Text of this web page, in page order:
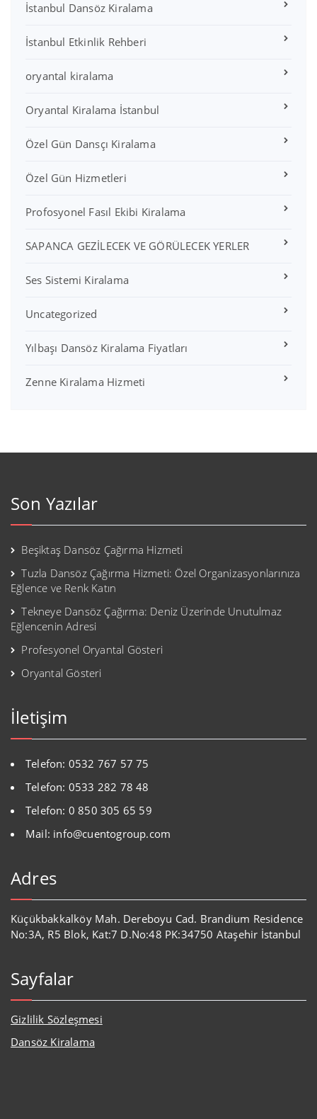
İstanbul Dansöz Kiralama
İstanbul Etkinlik Rehberi
oryantal kiralama
Oryantal Kiralama İstanbul
Özel Gün Dansçı Kiralama
Özel Gün Hizmetleri
Profosyonel Fasıl Ekibi Kiralama
SAPANCA GEZİLECEK VE GÖRÜLECEK YERLER
Ses Sistemi Kiralama
Uncategorized
Yılbaşı Dansöz Kiralama Fiyatları
Zenne Kiralama Hizmeti
Son Yazılar
Beşiktaş Dansöz Çağırma Hizmeti
Tuzla Dansöz Çağırma Hizmeti: Özel Organizasyonlarınıza
Eğlence ve Renk Katın
Tekneye Dansöz Çağırma: Deniz Üzerinde Unutulmaz
Eğlencenin Adresi
Profesyonel Oryantal Gösteri
Oryantal Gösteri
İletişim
Telefon: 0532 767 57 75
Telefon: 0533 282 78 48
Telefon: 0 850 305 65 59
Mail: info@cuentogroup.com
Adres
Küçükbakkalköy Mah. Dereboyu Cad. Brandium Residence
No:3A, R5 Blok, Kat:7 D.No:48 PK:34750 Ataşehir İstanbul
Sayfalar
Gizlilik Sözleşmesi
Dansöz Kiralama